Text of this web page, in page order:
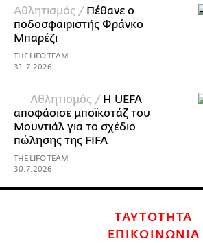
Αθλητισμός / Πέθανε ο
ποδοσφαιριστής Φράνκο
Μπαρέζι
THE LIFO TEAM
31.7.2026
Αθλητισμός / Η UEFA
αποφάσισε μποϊκοτάζ του
Μουντιάλ για το σχέδιο
πώλησης της FIFA
THE LIFO TEAM
30.7.2026
ΤΑΥΤΟΤΗΤΑ
ΕΠΙΚΟΙΝΩΝΙΑ